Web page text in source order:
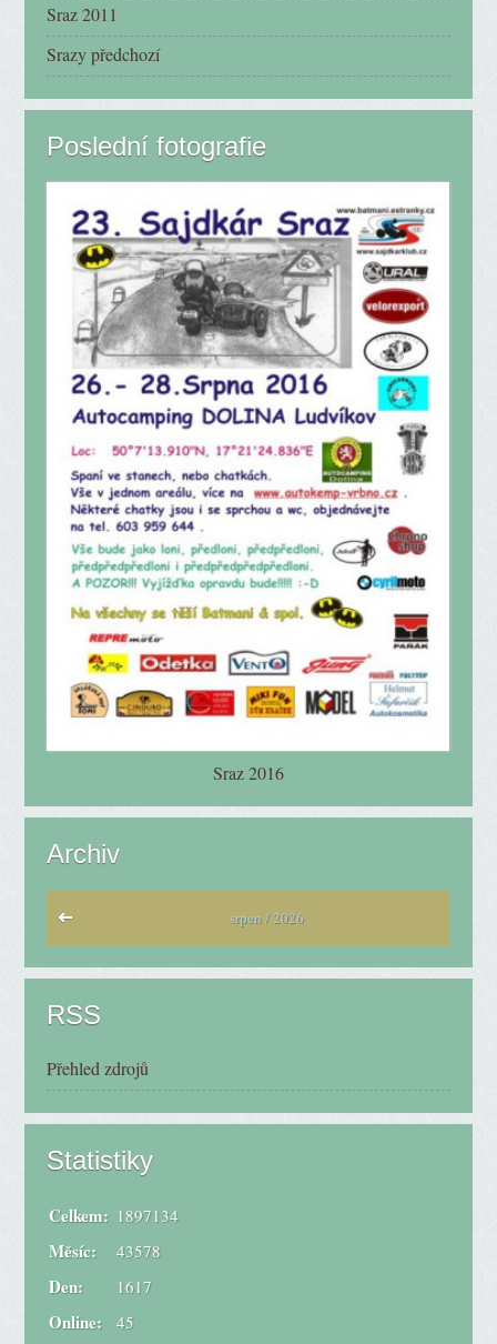
Sraz 2011
Srazy předchozí
Poslední fotografie
Sraz 2016
Archiv
srpen / 2026
RSS
Přehled zdrojů
Statistiky
Online: 45
Celkem: 1897134
Měsíc: 43578
Den: 1617